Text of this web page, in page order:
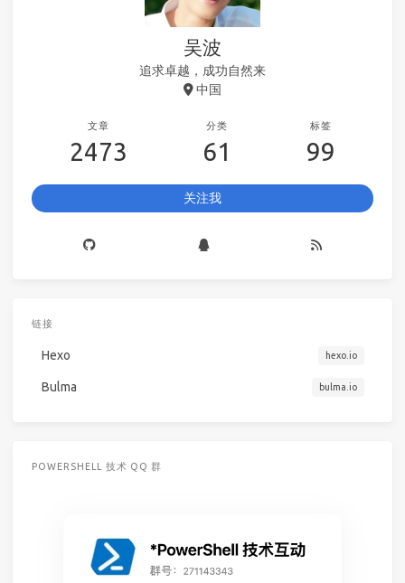
吴波
追求卓越，成功自然来
中国
文章
2473
分类
61
标签
99
关注我
链接
Hexo hexo.io
Bulma bulma.io
POWERSHELL 技术 QQ 群